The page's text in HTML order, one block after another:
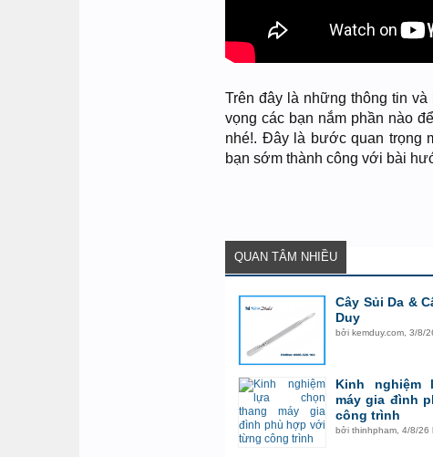
Trên đây là những thông tin
vọng các bạn nắm phần nào
nhé!. Đây là bước quan trọng
bạn sớm thành công với bài
QUAN TÂM NHIỀU
Cây Sủi Da &
Duy
bởi kemduy.com 3/8/
Kinh nghiệm
máy gia đình
công trình
bởi thinhpham 4/8/26